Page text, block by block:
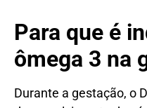
Para que é
ômega 3 na
Durante a gestação, o